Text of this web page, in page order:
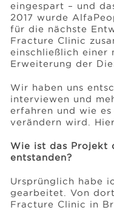
eingespart – und
2017 wurde
für die nächste
Fracture Clinic
einschließlich einer
Erweiterung der
Wir haben uns
interviewen und
erfahren und wie
verändern wird.
Wie ist das Projekt
entstanden?
Ursprünglich habe
gearbeitet. Von
Fracture Clinic in